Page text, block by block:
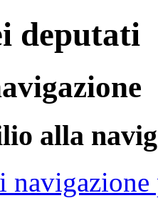
deputati
alla